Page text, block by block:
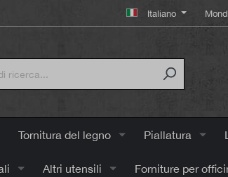
Italiano
Tornitura del legno Piallatura
Altri utensili Forniture per